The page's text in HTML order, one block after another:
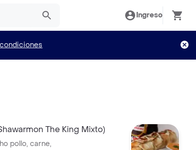
Ingreso
The King Mixto)
pollo, carne,